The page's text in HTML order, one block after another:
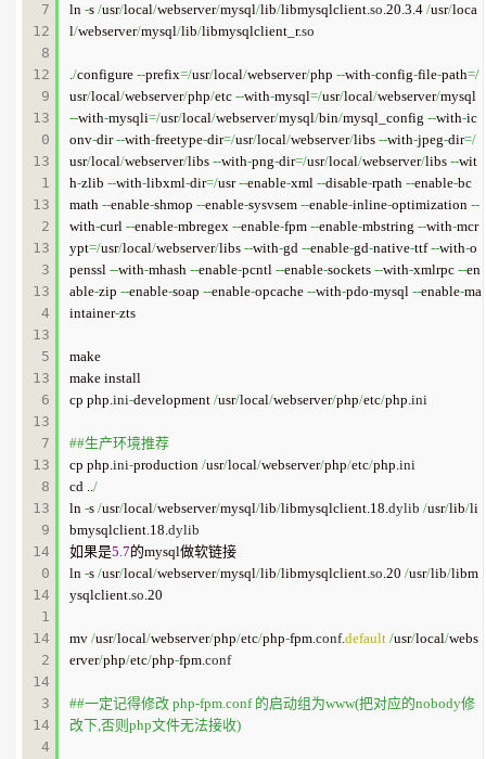
7
12
8
12
9
13
0
13
1
13
2
13
3
13
4
13
5
13
6
13
7
13
8
13
9
14
0
14
1
14
2
14
3
14
4
ln -s /usr/local/webserver/mysql/lib/libmysqlclient.so.20.3.4 /usr/loca
l/webserver/mysql/lib/libmysqlclient_r.so
./configure --prefix=/usr/local/webserver/php --with-config-file-path=/
usr/local/webserver/php/etc --with-mysql=/usr/local/webserver/
--with-mysqli=/usr/local/webserver/mysql/bin/mysql_config --with-ic
onv-dir --with-freetype-dir=/usr/local/webserver/libs --with-jpeg-dir=/
usr/local/webserver/libs --with-png-dir=/usr/local/webserver/libs --wit
h-zlib --with-libxml-dir=/usr --enable-xml --disable-rpath --enable-bc
math --enable-shmop --enable-sysvsem --enable-inline-optimization --
with-curl --enable-mbregex --enable-fpm --enable-mbstring --with-mcr
ypt=/usr/local/webserver/libs --with-gd --enable-gd-native-ttf --with-o
penssl --with-mhash --enable-pcntl --enable-sockets --with-xmlrpc --en
able-zip --enable-soap --enable-opcache --with-pdo-mysql --enable-ma
intainer-zts
make
make install
cp php.ini-development /usr/local/webserver/php/etc/php.ini
##生产环境推荐
cp php.ini-production /usr/local/webserver/php/etc/php.ini
cd ../
ln -s /usr/local/webserver/mysql/lib/libmysqlclient.18.dylib /usr/lib/li
bmysqlclient.18.dylib
如果是5.7的mysql做软链接
ln -s /usr/local/webserver/mysql/lib/libmysqlclient.so.20 /usr/lib/libm
ysqlclient.so.20
mv /usr/local/webserver/php/etc/php-fpm.conf.default /usr/local/webs
erver/php/etc/php-fpm.conf
##一定记得修改 php-fpm.conf 的启动组为www(把对应的nobody修
改下,否则php文件无法接收)